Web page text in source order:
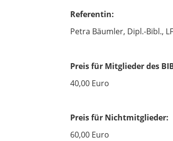
Referentin:
Petra Bäumler, Dipl.-Bibl.,
Preis für Mitglieder des
40,00 Euro
Preis für Nichtmitglieder:
60,00 Euro